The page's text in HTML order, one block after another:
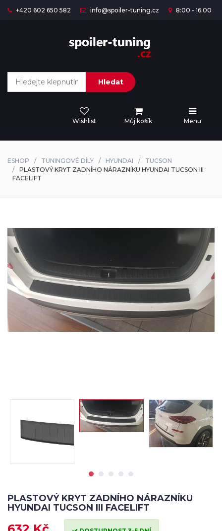
+420 602 650 582 info@spoiler-tuning.cz 8:00 - 16:00
Hledat
Wishlist Můj košík Menu
ESHOP TUNINGOVÉ DÍLY HYUNDAI
TUCSON
PLASTOVÝ KRYT ZADNÍHO NÁRAZNÍKU HYUNDAI TUCSON III
FACELIFT
PLASTOVÝ KRYT ZADNÍHO NÁRAZNÍKU
HYUNDAI TUCSON III FACELIFT